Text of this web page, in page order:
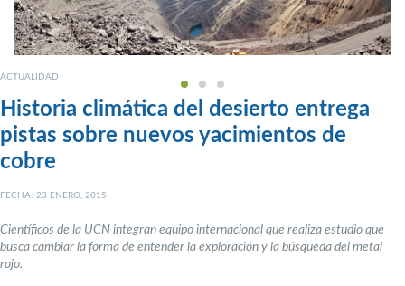
ACTUALIDAD
Historia climática del desierto entrega
pistas sobre nuevos yacimientos de
cobre
FECHA: 23 ENERO, 2015
Científicos de la UCN integran equipo internacional que realiza estudio que
busca cambiar la forma de entender la exploración y la búsqueda del metal
rojo.